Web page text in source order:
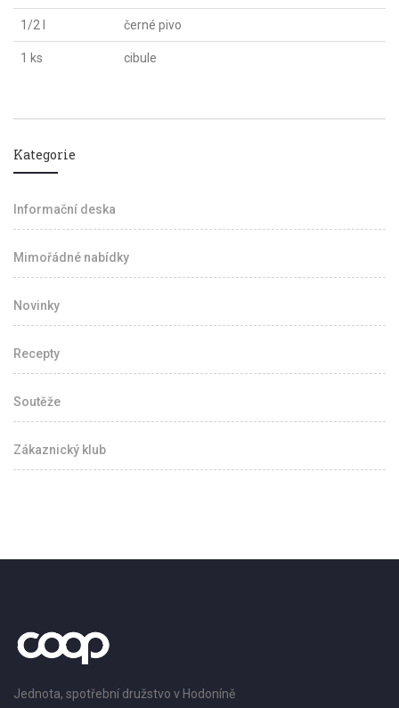
1/2 l černé pivo
1 ks cibule
Kategorie
Informační deska
Mimořádné nabídky
Novinky
Recepty
Soutěže
Zákaznický klub
Jednota, spotřební družstvo v Hodoníně